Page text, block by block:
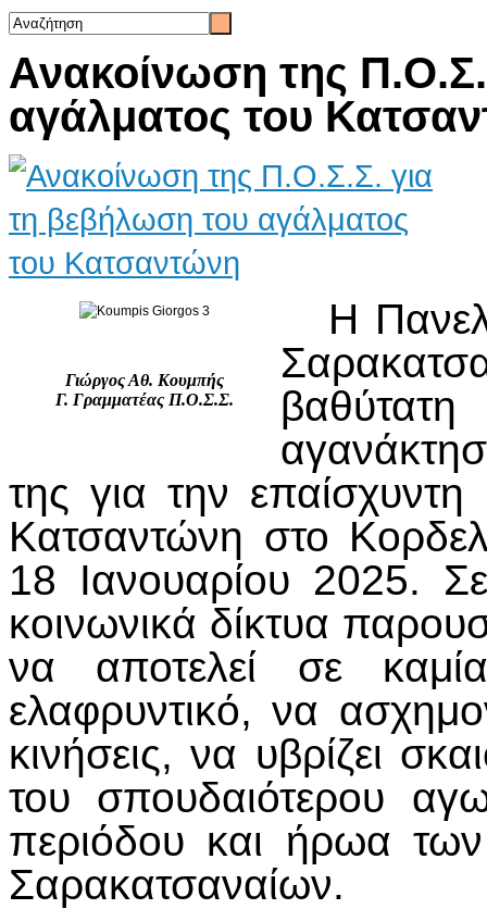
Ανακοίνωση της
αγάλματος του
Γιώργος Αθ. Κουμπής
Γ. Γραμματέας Π.Ο.Σ.Σ.
Η
της για την
Κατσαντώνη στο
18 Ιανουαρίου 2025.
κοινωνικά δίκτυα
να αποτελεί σε
ελαφρυντικό, να
κινήσεις, να υβρίζει
του σπουδαιότερου
περιόδου και ήρωα
Σαρακατσαναίων.